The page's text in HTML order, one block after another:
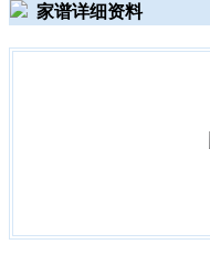
家谱详细资料